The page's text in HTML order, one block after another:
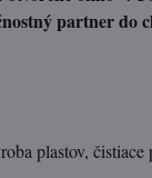
partner do
plastov, čistiace